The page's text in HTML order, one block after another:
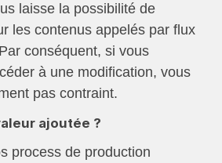
laisse la possibilité de
les contenus appelés par flux
conséquent, si vous
à une modification, vous
pas contraint.
ajoutée ?
process de production